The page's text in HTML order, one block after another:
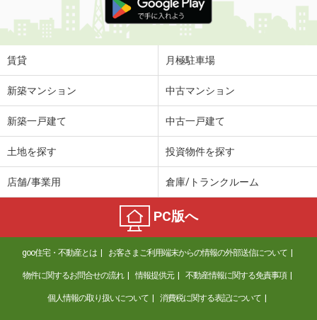
賃貸 月極駐車場
新築マンション 中古マンション
新築一戸建て 中古一戸建て
土地を探す 投資物件を探す
店舗/事業用 倉庫/トランクルーム
PC版へ
goo住宅・不動産とは お客さまご利用端末からの情報の外部送信について
物件に関するお問合せの流れ 情報提供元 不動産情報に関する免責事項
個人情報の取り扱いについて 消費税に関する表記について